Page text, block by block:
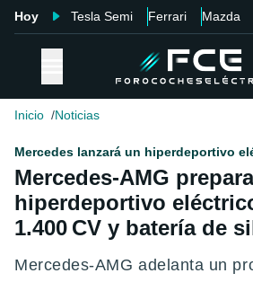
Hoy Tesla Semi Ferrari Mazda
Inicio Noticias
Mercedes lanzará un hiperdeportivo
Mercedes‑AMG
hiperdeportivo
1.400 CV y batería de
Mercedes‑AMG adelanta un